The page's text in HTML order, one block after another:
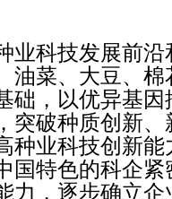
业科技发展前
油菜、大豆、
础，以优异基
突破种质创新
种业科技创新
国特色的科企
力，逐步确立